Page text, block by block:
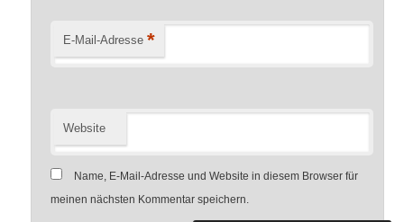
E-Mail-Adresse *
Website
Name, E-Mail-Adresse und Website in diesem Browser für
meinen nächsten Kommentar speichern.